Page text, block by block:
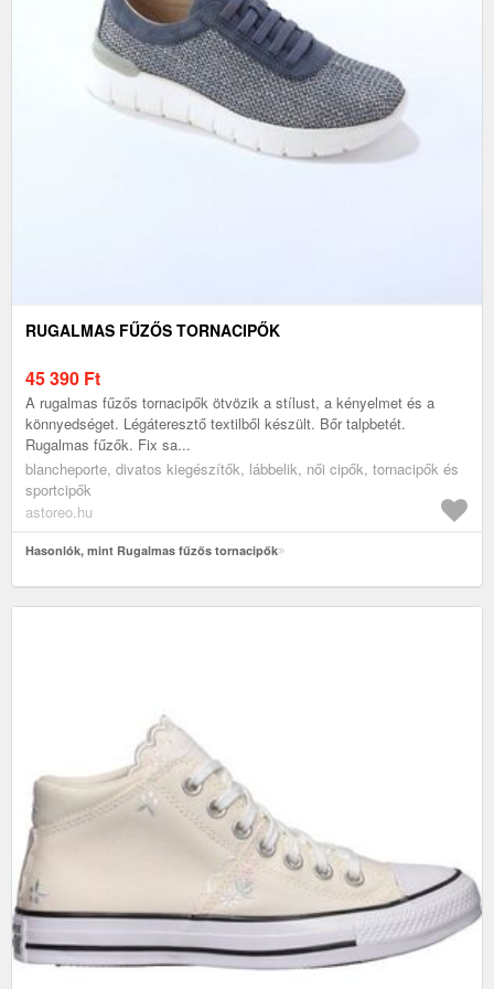
RUGALMAS FŰZŐS TORNACIPŐK
45 390 Ft
A rugalmas fűzős tornacipők ötvözik a stílust, a kényelmet és a
könnyedséget. Légáteresztő textilből készült. Bőr talpbetét.
Rugalmas fűzők. Fix sa...
blancheporte, divatos kiegészítők, lábbelik, női cipők, tornacipők és
sportcipők
astoreo.hu
Hasonlók, mint Rugalmas fűzős tornacipők